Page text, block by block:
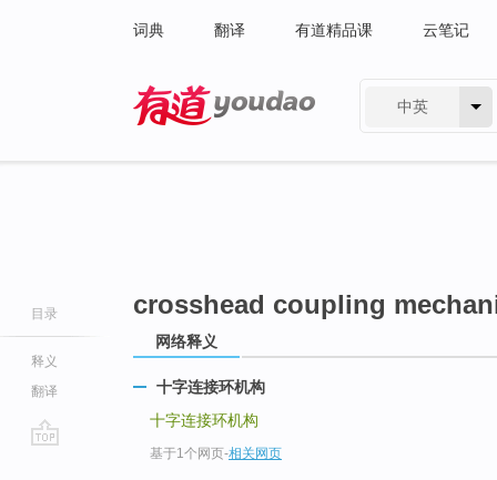
词典 翻译 有道精品课 云笔记
中英
目录
释义
翻译
crosshead coupling
网络释义
十字连接环机构
十字连接环机构
基于1个网页-相关网页